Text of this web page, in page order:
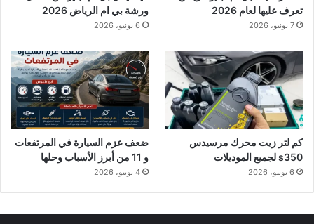
تعرف عليها لعام 2026
7 يونيو، 2026
ورشة بي ام الرياض 2026
6 يونيو، 2026
كم لتر زيت محرك مرسيدس
s350 لجميع الموديلات
6 يونيو، 2026
ضعف عزم السيارة في المرتفعات
و 11 من أبرز الأسباب وحلها
4 يونيو، 2026